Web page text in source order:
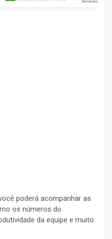
poderá acompanhar as
os números do
da equipe e muito